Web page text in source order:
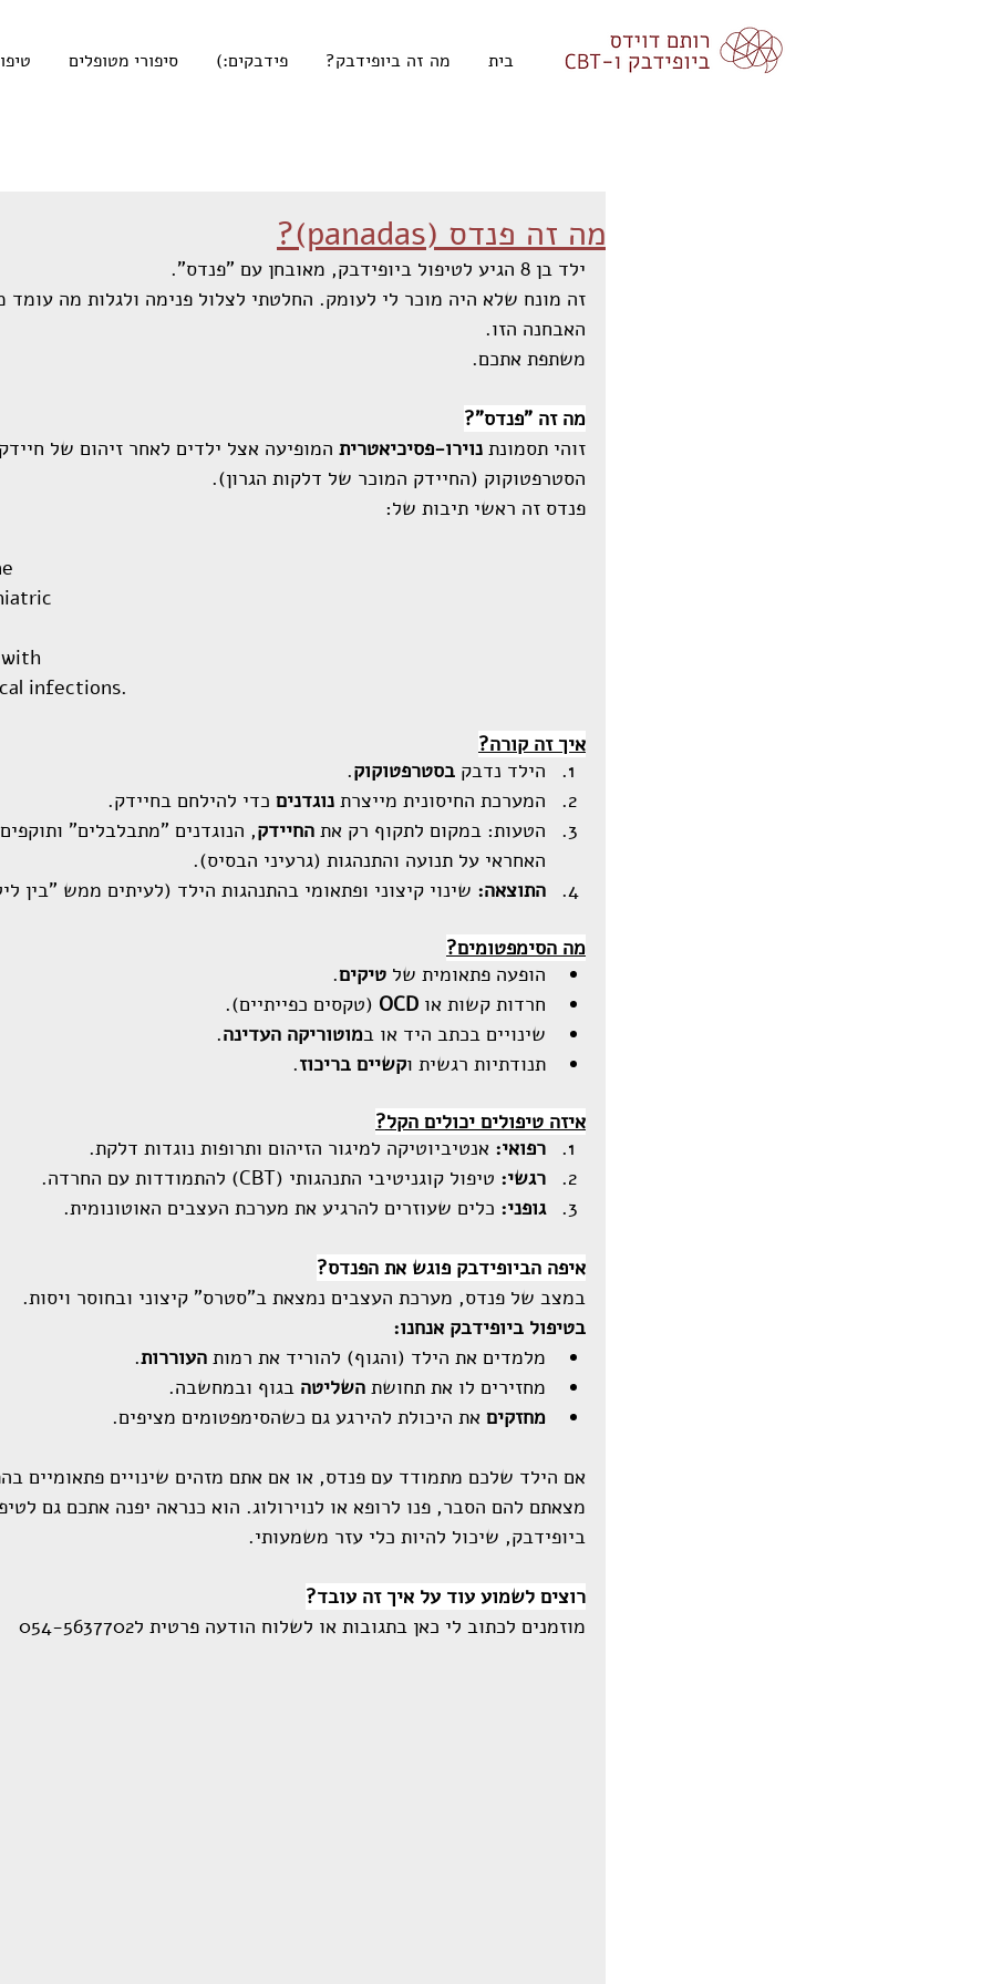
בית מה זה ביופידבק? פידבקים:) סיפורי מטופלים
מה זה פנדס (panadas)?
ילד בן 8 הגיע לטיפול ביופידבק, מאובחן עם "פנדס".
זה מונח שלא היה מוכר לי לעומק. החלטתי לצלול פנימה ולגלות מה עומד
האבחנה הזו.
משתפת אתכם.
מה זה "פנדס"?
זוהי תסמונת נוירו-פסיכיאטרית המופיעה אצל ילדים לאחר זיהום של
הסטרפטוקוק (החיידק המוכר של דלקות הגרון).
פנדס זה ראשי תיבות של:
infections.
איך זה קורה?
הילד נדבק בסטרפטוקוק.
המערכת החיסונית מייצרת נוגדנים כדי להילחם בחיידק.
הטעות: במקום לתקוף רק את החיידק, הנוגדנים "מתבלבלים"
האחראי על תנועה והתנהגות (גרעיני הבסיס).
התוצאה: שינוי קיצוני ופתאומי בהתנהגות הילד (לעיתים ממש "בין
מה הסימפטומים?
הופעה פתאומית של טיקים.
חרדות קשות או OCD (טקסים כפייתיים).
שינויים בכתב היד או במוטוריקה העדינה.
תנודתיות רגשית וקשיים בריכוז.
איזה טיפולים יכולים הקל?
רפואי: אנטיביוטיקה למיגור הזיהום ותרופות נוגדות דלקת.
רגשי: טיפול קוגניטיבי התנהגותי (CBT) להתמודדות עם החרדה.
גופני: כלים שעוזרים להרגיע את מערכת העצבים האוטונומית.
איפה הביופידבק פוגש את הפנדס?
במצב של פנדס, מערכת העצבים נמצאת ב"סטרס" קיצוני ובחוסר ויסות.
בטיפול ביופידבק אנחנו:
מלמדים את הילד (והגוף) להוריד את רמות העוררות.
מחזירים לו את תחושת השליטה בגוף ובמחשבה.
מחזקים את היכולת להירגע גם כשהסימפטומים מציפים.
אם הילד שלכם מתמודד עם פנדס, או אם אתם מזהים שינויים פתאומיים
מצאתם להם הסבר, פנו לרופא או לנוירולוג. הוא כנראה יפנה אתכם גם
ביופידבק, שיכול להיות כלי עזר משמעותי.
רוצים לשמוע עוד על איך זה עובד?
מוזמנים לכתוב לי כאן בתגובות או לשלוח הודעה פרטית ל054-5637702